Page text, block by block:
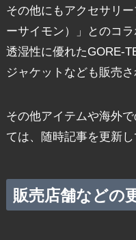
その他にもアクセサリ
ーサイモン）」とのコ
透湿性に優れたGORE-
ジャケットなども販売さ
その他アイテムや海外
ては、随時記事を更新し
販売店舗などの